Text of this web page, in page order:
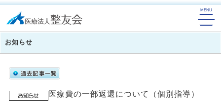
お知らせ
医療費の一部返還について（個別指導）